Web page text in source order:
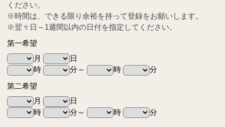
ください。
※時間は、できる限り余裕を持って登録をお願いします。
※翌々日～1週間以内の日付を指定してください。
第一希望
月
日
時
分～ 時
分
第二希望
月
日
時
分～ 時 分